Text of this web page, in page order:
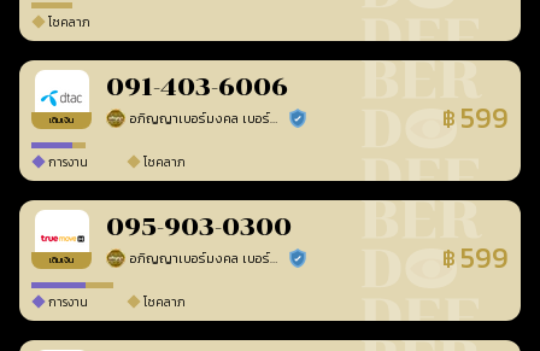
โชคลาภ
เติมเงิน
091-403-6006
อภิญญาเบอร์มงคล เบอร์สวยเลขศาสตร์ ร้านยืนยันแล้ว ฿ 599
การงาน โชคลาภ
เติมเงิน
095-903-0300
อภิญญาเบอร์มงคล เบอร์สวยเลขศาสตร์ ร้านยืนยันแล้ว ฿ 599
การงาน โชคลาภ